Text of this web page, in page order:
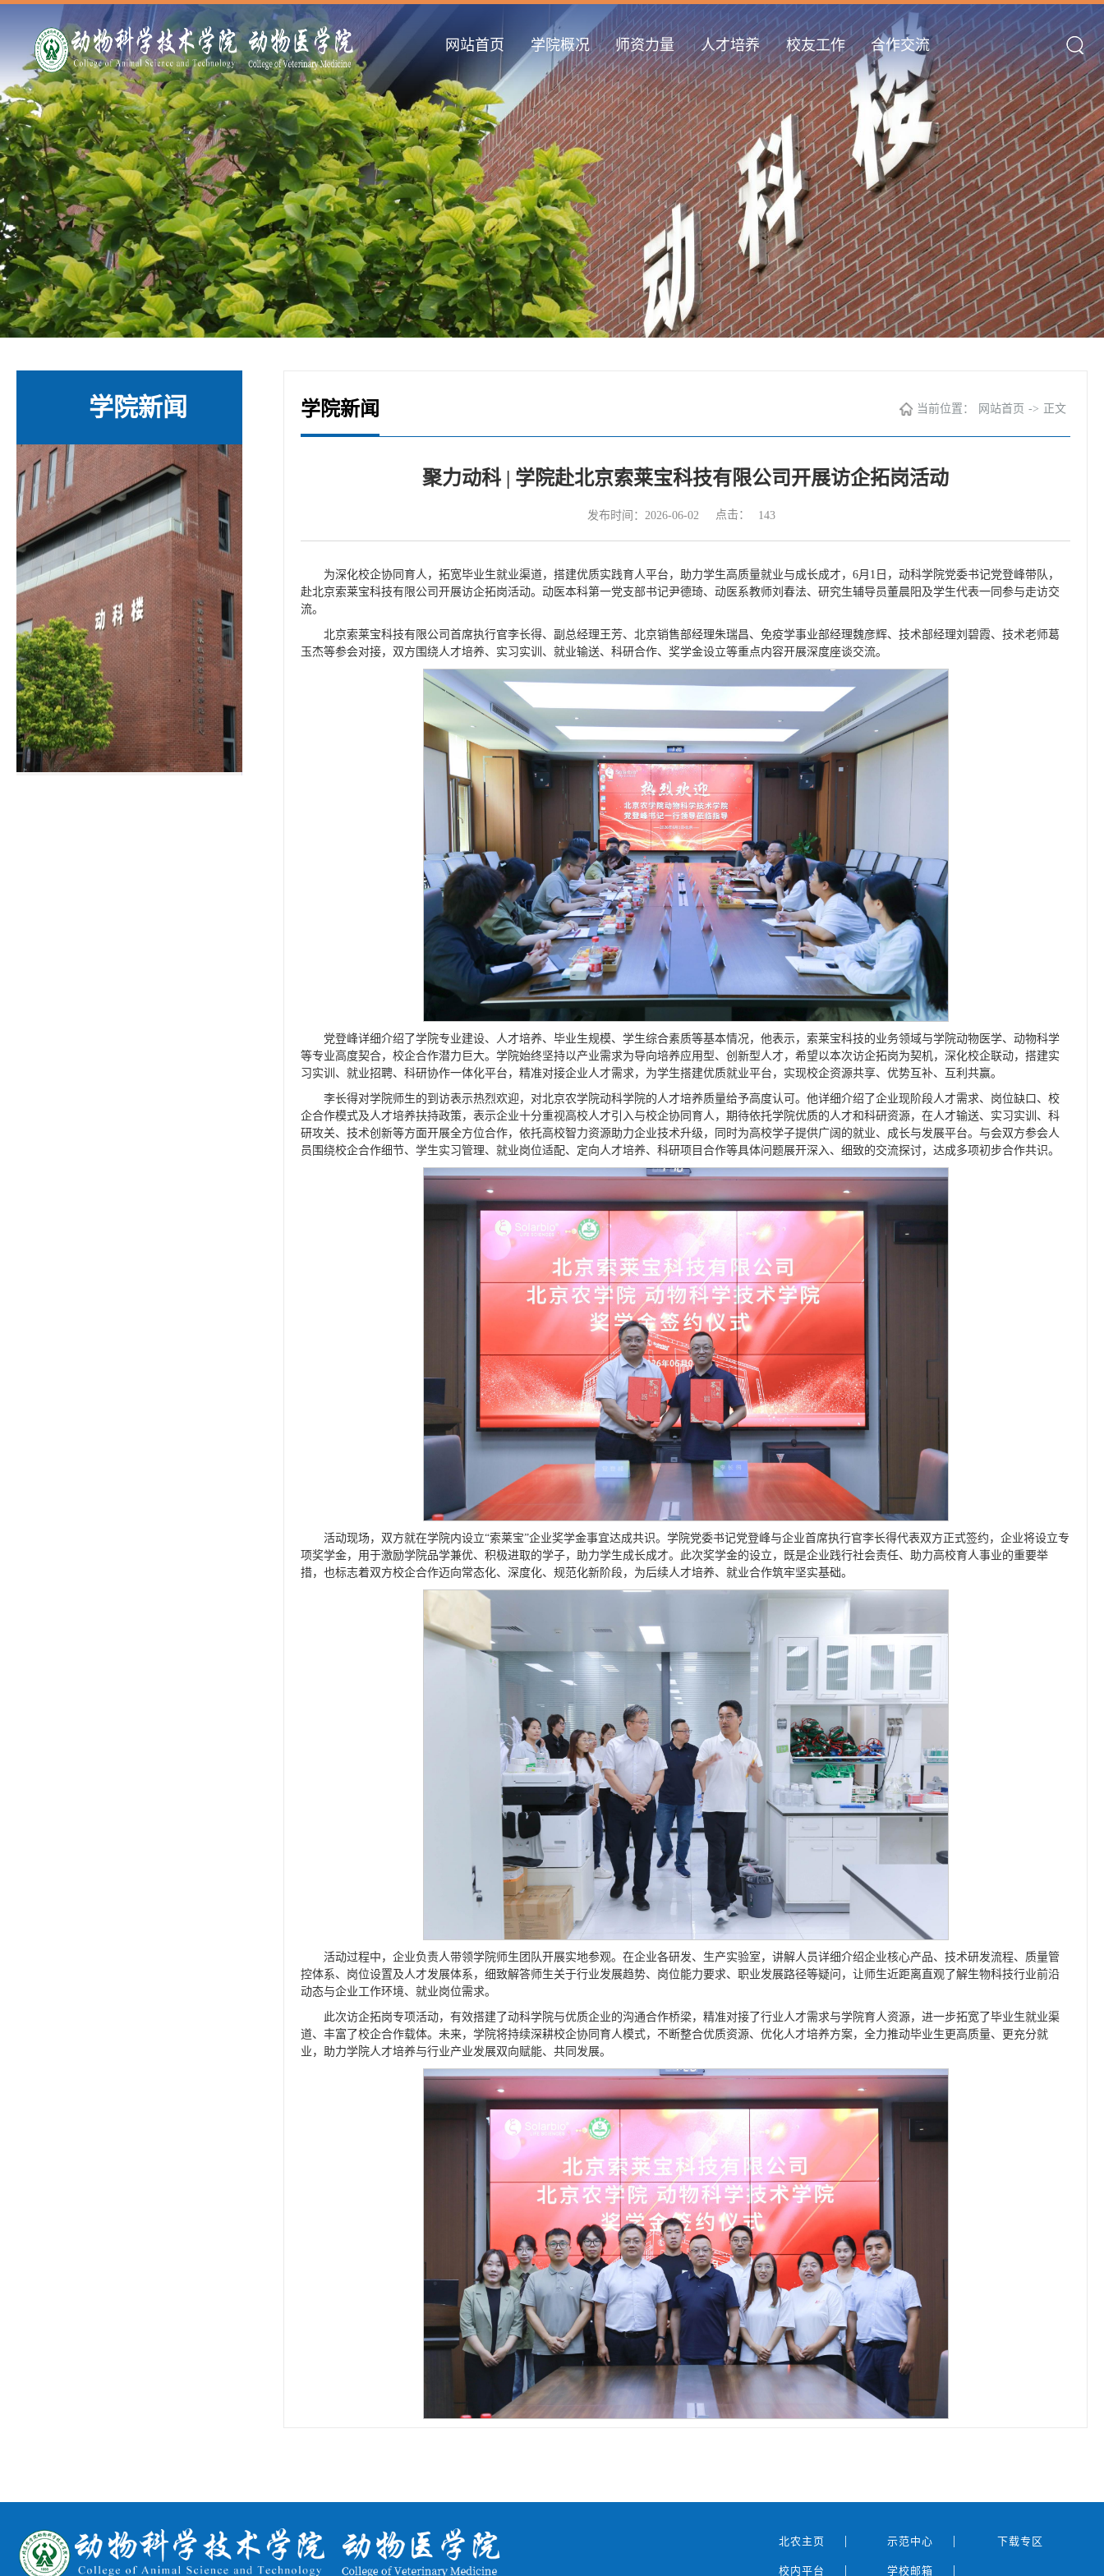
网站首页 学院概况 师资力量 人才培养 校友工作 合作交流
学院新闻 学院新闻 当前位置： 网站首页 -> 正文
聚力动科 | 学院赴北京索莱宝科技有限公司开展访企拓岗活动
发布时间：2026-06-02 点击： 143
为深化校企协同育人，拓宽毕业生就业渠道，搭建优质实践育人平台，助力学生高质量就业与成长成才，6月1日，动科学院党委书记党登峰带队，
赴北京索莱宝科技有限公司开展访企拓岗活动。动医本科第一党支部书记尹德琦、动医系教师刘春法、研究生辅导员董晨阳及学生代表一同参与走访交
流。
北京索莱宝科技有限公司首席执行官李长得、副总经理王芳、北京销售部经理朱瑞昌、免疫学事业部经理魏彦辉、技术部经理刘碧霞、技术老师葛
玉杰等参会对接，双方围绕人才培养、实习实训、就业输送、科研合作、奖学金设立等重点内容开展深度座谈交流。
党登峰详细介绍了学院专业建设、人才培养、毕业生规模、学生综合素质等基本情况，他表示，索莱宝科技的业务领域与学院动物医学、动物科学
等专业高度契合，校企合作潜力巨大。学院始终坚持以产业需求为导向培养应用型、创新型人才，希望以本次访企拓岗为契机，深化校企联动，搭建实
习实训、就业招聘、科研协作一体化平台，精准对接企业人才需求，为学生搭建优质就业平台，实现校企资源共享、优势互补、互利共赢。
李长得对学院师生的到访表示热烈欢迎，对北京农学院动科学院的人才培养质量给予高度认可。他详细介绍了企业现阶段人才需求、岗位缺口、校
企合作模式及人才培养扶持政策，表示企业十分重视高校人才引入与校企协同育人，期待依托学院优质的人才和科研资源，在人才输送、实习实训、科
研攻关、技术创新等方面开展全方位合作，依托高校智力资源助力企业技术升级，同时为高校学子提供广阔的就业、成长与发展平台。与会双方参会人
员围绕校企合作细节、学生实习管理、就业岗位适配、定向人才培养、科研项目合作等具体问题展开深入、细致的交流探讨，达成多项初步合作共识。
活动现场，双方就在学院内设立“索莱宝”企业奖学金事宜达成共识。学院党委书记党登峰与企业首席执行官李长得代表双方正式签约，企业将设立专
项奖学金，用于激励学院品学兼优、积极进取的学子，助力学生成长成才。此次奖学金的设立，既是企业践行社会责任、助力高校育人事业的重要举
措，也标志着双方校企合作迈向常态化、深度化、规范化新阶段，为后续人才培养、就业合作筑牢坚实基础。
活动过程中，企业负责人带领学院师生团队开展实地参观。在企业各研发、生产实验室，讲解人员详细介绍企业核心产品、技术研发流程、质量管
控体系、岗位设置及人才发展体系，细致解答师生关于行业发展趋势、岗位能力要求、职业发展路径等疑问，让师生近距离直观了解生物科技行业前沿
动态与企业工作环境、就业岗位需求。
此次访企拓岗专项活动，有效搭建了动科学院与优质企业的沟通合作桥梁，精准对接了行业人才需求与学院育人资源，进一步拓宽了毕业生就业渠
道、丰富了校企合作载体。未来，学院将持续深耕校企协同育人模式，不断整合优质资源、优化人才培养方案，全力推动毕业生更高质量、更充分就
业，助力学院人才培养与行业产业发展双向赋能、共同发展。
北农主页 | 示范中心 | 下载专区
校内平台 | 学校邮箱 |